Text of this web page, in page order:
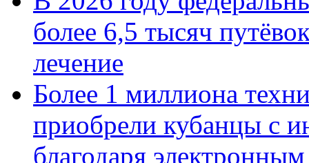
более 6,5 тысяч
лечение
Более 1 миллиона
приобрели кубанцы с
благодаря